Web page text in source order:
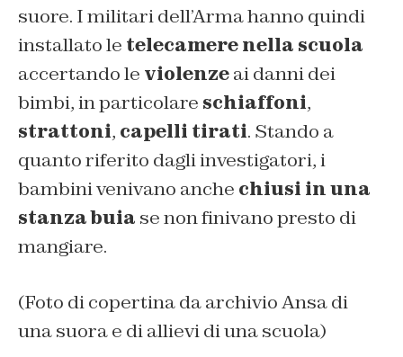
suore. I militari dell’Arma hanno quindi
installato le telecamere nella scuola
accertando le violenzeai danni dei
bimbi, in particolare schiaffoni,
strattoni, capelli tirati. Stando a
quanto riferito dagli investigatori, i
bambini venivano anche chiusi in una
stanza buia se non finivano presto di
mangiare.
(Foto di copertina da archivio Ansa di
una suora e di allievi di una scuola)